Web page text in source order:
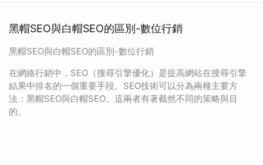
黑帽SEO與白帽SEO的區別-數位行銷
黑帽SEO與白帽SEO的區別-數位行銷
在網絡行銷中，SEO（搜尋引擎優化）是提高網站在搜尋引擎
結果中排名的一個重要手段。SEO技術可以分為兩種主要方
法：黑帽SEO與白帽SEO。這兩者有著截然不同的策略與目
的。